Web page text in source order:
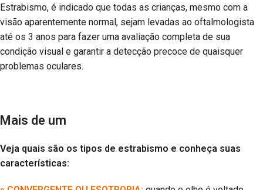
Estrabismo, é indicado que todas as crianças, mesmo com a
visão aparentemente normal, sejam levadas ao oftalmologista
até os 3 anos para fazer uma avaliação completa de sua
condição visual e garantir a detecção precoce de quaisquer
problemas oculares.
Mais de um
Veja quais são os tipos de estrabismo e conheça suas
características: